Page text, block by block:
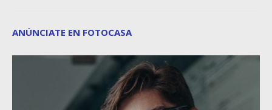
ANÚNCIATE EN FOTOCASA